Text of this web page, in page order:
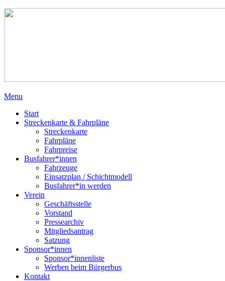
Menu
Start
Streckenkarte & Fahrpläne
Streckenkarte
Fahrpläne
Fahrpreise
Busfahrer*innen
Fahrzeuge
Einsatzplan / Schichtmodell
Busfahrer*in werden
Verein
Geschäftsstelle
Vorstand
Pressearchiv
Mitgliedsantrag
Satzung
Sponsor*innen
Sponsor*innenliste
Werben beim Bürgerbus
Kontakt